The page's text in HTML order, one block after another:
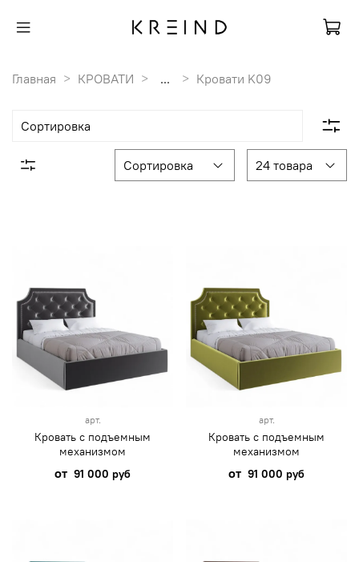
Главная КРОВАТИ ... Кровати K09
арт.
Кровать с подъемным
механизмом
от 91 000 руб
арт.
Кровать с подъемным
механизмом
от 91 000 руб